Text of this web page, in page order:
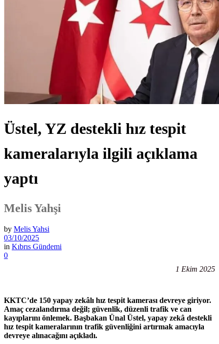
Üstel, YZ destekli hız tespit
kameralarıyla ilgili açıklama
yaptı
Melis Yahşi
by Melis Yahsi
03/10/2025
in Kıbrıs Gündemi
0
1 Ekim 2025
KKTC’de 150 yapay zekâlı hız tespit kamerası devreye giriyor.
Amaç cezalandırma değil; güvenlik, düzenli trafik ve can
kayıplarını önlemek. Başbakan Ünal Üstel, yapay zekâ destekli
hız tespit kameralarının trafik güvenliğini artırmak amacıyla
devreye alınacağını açıkladı.